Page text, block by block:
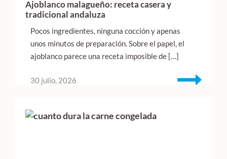
Ajoblanco malagueño: receta casera y
tradicional andaluza
Pocos ingredientes, ninguna cocción y apenas
unos minutos de preparación. Sobre el papel, el
ajoblanco parece una receta imposible de […]
30 julio, 2026